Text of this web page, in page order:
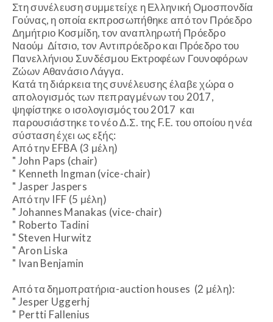
Στη συνέλευση συμμετείχε η Ελληνική Ομοσπονδία
Γούνας, η οποία εκπροσωπήθηκε από τον Πρόεδρο
Δημήτριο Κοσμίδη, τον αναπληρωτή Πρόεδρο
Ναούμ Δίτσιο, τον Αντιπρόεδρο και Πρόεδρο του
Πανελλήνιου Συνδέσμου Εκτροφέων Γουνοφόρων
Ζώων Αθανάσιο Λάγγα.
Κατά τη διάρκεια της συνέλευσης έλαβε χώρα ο
απολογισμός των πεπραγμένων του 2017,
ψηφίστηκε ο ισολογισμός του 2017 και
παρουσιάστηκε το νέο Δ.Σ. της F.E. του οποίου η νέα
σύσταση έχει ως εξής:
Από την EFBA (3 μέλη)
" John Paps (chair)
" Kenneth Ingman (vice-chair)
" Jasper Jaspers
Από την IFF (5 μέλη)
" Johannes Manakas (vice-chair)
" Roberto Tadini
" Steven Hurwitz
" Aron Liska
" Ivan Benjamin
Από τα δημοπρατήρια-auction houses (2 μέλη):
" Jesper Uggerhj
" Pertti Fallenius